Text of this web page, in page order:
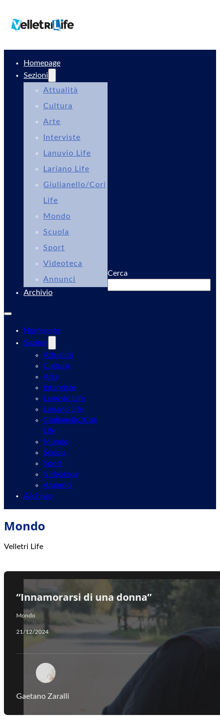
Homepage
Sezioni
Attualità
Cultura
Arte
Interviste
Lanuvio Life
Lariano Life
Giulianello/Cori
Life
Mondo
Scuola
Sport
Videoteca
Annunci
Archivio
Homepage
Sezioni
Attualità
Cultura
Arte
Interviste
Lanuvio Life
Lariano Life
Giulianello/Cori
Life
Mondo
Scuola
Sport
Videoteca
Annunci
Archivio
Cerca
Mondo
Velletri Life
“Innamorarsi di una donna”
Mondo
21/12/2024
Gaetano Zaralli